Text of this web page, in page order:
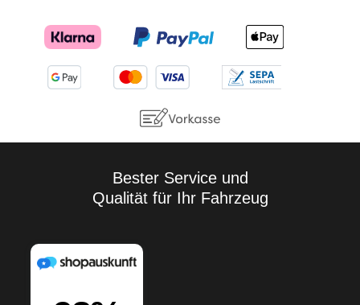
Bester Service und
Qualität für Ihr Fahrzeug